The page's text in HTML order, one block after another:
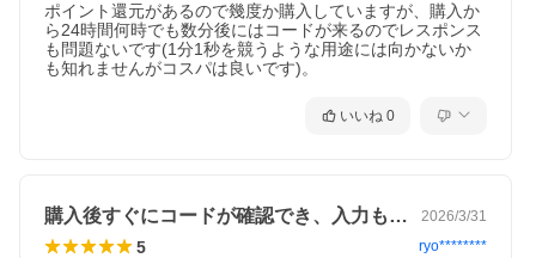
ポイント還元があるので幾度か購入していますが、購入か
ら24時間何時でも数分後にはコードが来るのでレスポンス
も問題ないです(1分1秒を競うような用途には向かないか
も知れませんがコスパは良いです)。
いいね 0
購入後すぐにコードが確認でき、入力も問… 2026/3/31
5 ryo********